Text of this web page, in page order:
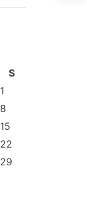
S
1
8
15
22
29